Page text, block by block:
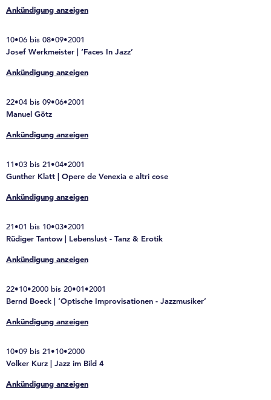
Ankündigung anzeigen
10•06 bis 08•09•2001
Josef Werkmeister | ‘Faces In Jazz’
Ankündigung anzeigen
22•04 bis 09•06•2001
Manuel Götz
Ankündigung anzeigen
11•03 bis 21•04•2001
Gunther Klatt | Opere de Venexia e altri cose
Ankündigung anzeigen
21•01 bis 10•03•2001
Rüdiger Tantow | Lebenslust - Tanz & Erotik
Ankündigung anzeigen
22•10•2000 bis 20•01•2001
Bernd Boeck | ‘Optische Improvisationen - Jazzmusiker’
Ankündigung anzeigen
10•09 bis 21•10•2000
Volker Kurz | Jazz im Bild 4
Ankündigung anzeigen